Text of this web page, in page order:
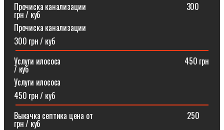
Прочиска канализации⠀⠀⠀⠀⠀⠀⠀⠀⠀⠀⠀⠀⠀⠀⠀⠀⠀300
грн / куб
Прочиска канализации
300 грн / куб
Услуги илососа⠀⠀⠀⠀⠀⠀⠀⠀⠀⠀⠀⠀⠀⠀⠀⠀⠀⠀⠀⠀⠀450 грн
/ куб
Услуги илососа
450 грн / куб
Выкачка септика цена от⠀⠀⠀⠀⠀⠀⠀⠀⠀⠀⠀⠀⠀⠀⠀⠀250
грн / куб